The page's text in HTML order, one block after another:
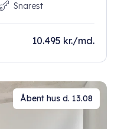
Snarest
10.495 kr./md.
Åbent hus d. 13.08